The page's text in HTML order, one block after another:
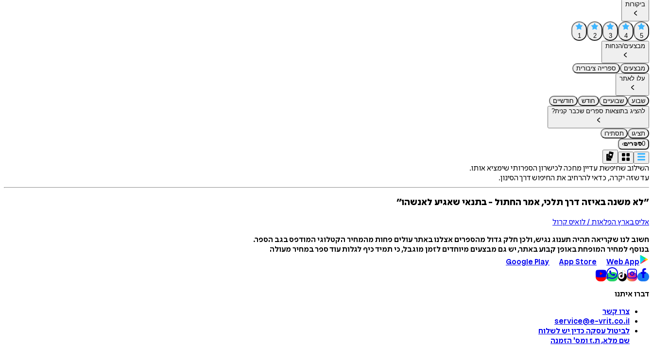
ביקורות
5
4
3
2
1
מבצעים/הנחות
מבצעים
ספרייה ציבורית
עלו לאתר
שבוע שבועיים חודש
חודשיים
להציג בתוצאות ספרים שכבר קנית?
תציגו
תסתירו
0ספרים›
השילוב שחיפשת עדיין מחכה לכישרון הספרותי שימציא אותו.
עד שזה יקרה, כדאי להרחיב את החיפוש דרך הסינון.
״לא משנה באיזה דרך תלכי, אמר החתול - בתנאי שאגיע לאנשהו״
אליס בארץ הפלאות / לואיס קרול
חשוב לנו שקריאה תהיה תענוג נגיש, ולכן חלק גדול מהספרים אצלנו באתר עולים פחות מהמחיר הקטלוגי המודפס בגב הספר.
בנוסף למחיר המופחת באופן קבוע באתר, יש גם מבצעים מיוחדים לזמן מוגבל, כי תמיד כיף לגלות עוד ספר במחיר מעולה
Google Play
App Store Web App
דברו איתנו
צרו קשר
service@e-vrit.co.il
לביטול עסקה כדין יש לשלוח
שם מלא, ת.ז ומס' הזמנה